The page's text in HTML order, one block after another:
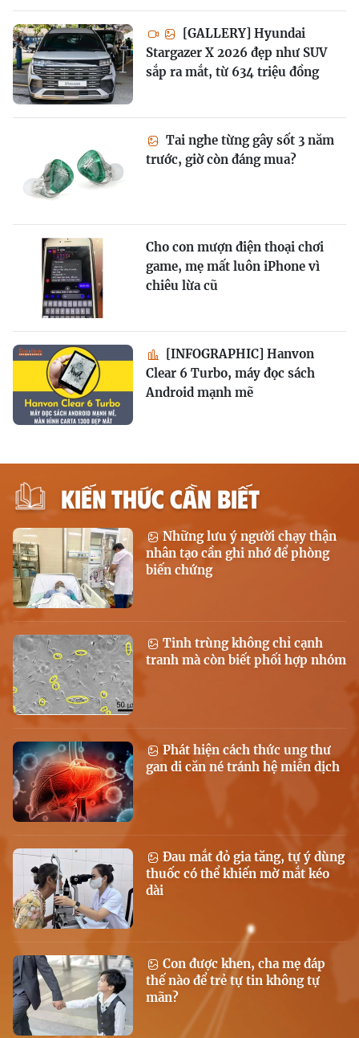
[GALLERY] Hyundai
Stargazer X 2026 đẹp như SUV
sắp ra mắt, từ 634 triệu đồng
Tai nghe từng gây sốt 3 năm
trước, giờ còn đáng mua?
Cho con mượn điện thoại chơi
game, mẹ mất luôn iPhone vì
chiêu lừa cũ
[INFOGRAPHIC] Hanvon
Clear 6 Turbo, máy đọc sách
Android mạnh mẽ
KIẾN THỨC CẦN BIẾT
Những lưu ý người chạy thận
nhân tạo cần ghi nhớ để phòng
biến chứng
Tinh trùng không chỉ cạnh
tranh mà còn biết phối hợp nhóm
Phát hiện cách thức ung thư
gan di căn né tránh hệ miễn dịch
Đau mắt đỏ gia tăng, tự ý dùng
thuốc có thể khiến mờ mắt kéo
dài
Con được khen, cha mẹ đáp
thế nào để trẻ tự tin không tự
mãn?